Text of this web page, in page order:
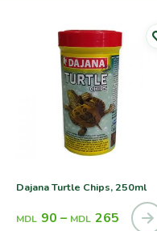
Dajana Turtle Chips, 250ml
MDL 90 – MDL 265